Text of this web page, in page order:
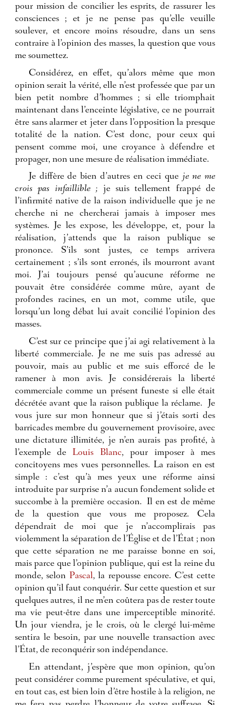
pour mission de concilier les esprits, de rassurer les
consciences ; et je ne pense pas qu’elle veuille
soulever, et encore moins résoudre, dans un sens
contraire à l’opinion des masses, la question que vous
me soumettez.
Considérez, en effet, qu’alors même que mon
opinion serait la vérité, elle n’est professée que par un
bien petit nombre d’hommes ; si elle triomphait
maintenant dans l’enceinte législative, ce ne pourrait
être sans alarmer et jeter dans l’opposition la presque
totalité de la nation. C’est donc, pour ceux qui
pensent comme moi, une croyance à défendre et
propager, non une mesure de réalisation immédiate.
Je diffère de bien d’autres en ceci que je ne me
crois pas infaillible ; je suis tellement frappé de
l’infirmité native de la raison individuelle que je ne
cherche ni ne chercherai jamais à imposer mes
systèmes. Je les expose, les développe, et, pour la
réalisation, j’attends que la raison publique se
prononce. S’ils sont justes, ce temps arrivera
certainement ; s’ils sont erronés, ils mourront avant
moi. J’ai toujours pensé qu’aucune réforme ne
pouvait être considérée comme mûre, ayant de
profondes racines, en un mot, comme utile, que
lorsqu’un long débat lui avait concilié l’opinion des
masses.
C’est sur ce principe que j’ai agi relativement à la
liberté commerciale. Je ne me suis pas adressé au
pouvoir, mais au public et me suis efforcé de le
ramener à mon avis. Je considérerais la liberté
commerciale comme un présent funeste si elle était
décrétée avant que la raison publique la réclame.
Je
vous jure sur mon honneur que si j’étais sorti des
barricades membre du gouvernement provisoire, avec
une dictature illimitée, je n’en aurais pas profité, à
l’exemple deLouis Blanc, pour imposer à mes
concitoyens mes vues personnelles. La raison en est
simple : c’est qu’à mes yeux une réforme ainsi
introduite par surprise n’a aucun fondement solide et
succombe à la première occasion. Il en est de même
de la question que vous me proposez. Cela
dépendrait de moi que je n’accomplirais pas
violemment la séparation de l’Église et de l’État ; non
que cette séparation ne me paraisse bonne en soi,
mais parce que l’opinion publique, qui est la reine du
monde, selon Pascal, la repousse encore. C’est cette
opinion qu’il faut conquérir. Sur cette question et sur
quelques autres, il ne m’en coûtera pas de rester toute
ma vie peut-être dans une imperceptible minorité.
Un jour viendra, je le crois, où le clergé lui-même
sentira le besoin, par une nouvelle transaction avec
l’État, de reconquérir son indépendance.
En attendant, j’espère que mon opinion, qu’on
peut considérer comme purement spéculative, et qui,
en tout cas, est bien loin d’être hostile à la religion, ne